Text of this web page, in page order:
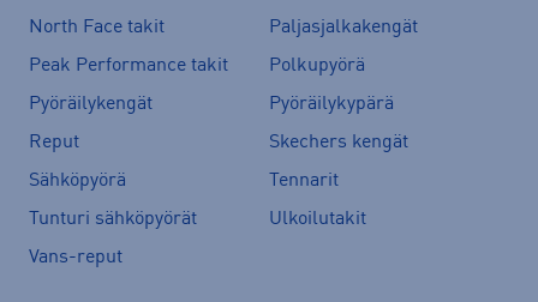
North Face takit
Paljasjalkakengät
Peak Performance takit
Polkupyörä
Pyöräilykengät
Pyöräilykypärä
Reput
Skechers kengät
Sähköpyörä
Tennarit
Tunturi sähköpyörät
Ulkoilutakit
Vans-reput